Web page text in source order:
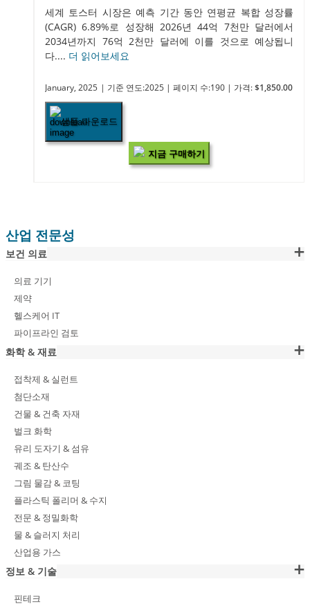
세계 토스터 시장은 예측 기간 동안 연평균 복합 성장률
(CAGR) 6.89%로 성장해 2026년 44억 7천만 달러에서
2034년까지 76억 2천만 달러에 이를 것으로 예상됩니
다.... 더 읽어보세요
January, 2025 | 기준 연도:2025 | 페이지 수:190 | 가격: $1,850.00
샘플 다운로드
지금 구매하기
산업 전문성
보건 의료
의료 기기
제약
헬스케어 IT
파이프라인 검토
화학 & 재료
접착제 & 실런트
첨단소재
건물 & 건축 자재
벌크 화학
유리 도자기 & 섬유
궤조 & 탄산수
그림 물감 & 코팅
플라스틱 폴리머 & 수지
전문 & 정밀화학
물 & 슬러지 처리
산업용 가스
정보 & 기술
핀테크